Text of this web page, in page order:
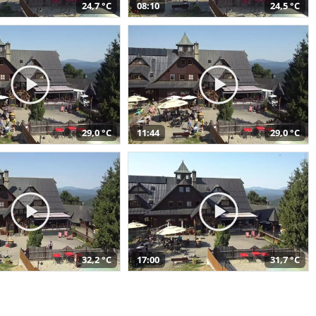
24,7 °C 08:10 24,5 °C
29,0 °C 11:44 29,0 °C
32,2 °C 17:00 31,7 °C